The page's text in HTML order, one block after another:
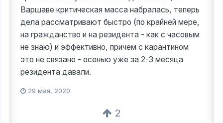
Варшаве критическая масса набралась, теперь
дела рассматривают быстро (по крайней мере,
на гражданство и на резидента - как с часовым
не знаю) и эффективно, причем с карантином
это не связано - осенью уже за 2-3 месяца
резидента давали.
29 мая, 2020
2